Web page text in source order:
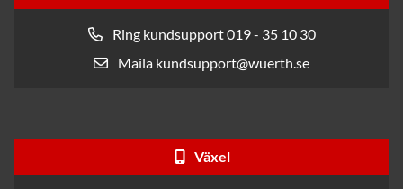
Ring kundsupport 019 - 35 10 30
Maila kundsupport@wuerth.se
Växel